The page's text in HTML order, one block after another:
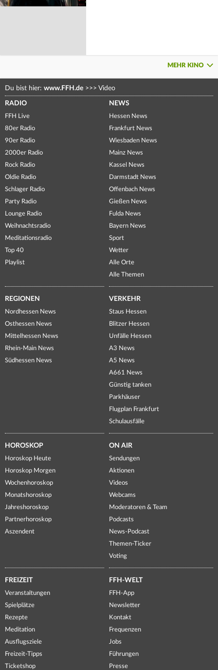
MEHR KINO
Du bist hier: www.FFH.de >>> Video
RADIO
FFH Live
80er Radio
90er Radio
2000er Radio
Rock Radio
Oldie Radio
Schlager Radio
Party Radio
Lounge Radio
Weihnachtsradio
Meditationsradio
Top 40
Playlist
NEWS
Hessen News
Frankfurt News
Wiesbaden News
Mainz News
Kassel News
Darmstadt News
Offenbach News
Gießen News
Fulda News
Bayern News
Sport
Wetter
Alle Orte
Alle Themen
REGIONEN
Nordhessen News
Osthessen News
Mittelhessen News
Rhein-Main News
Südhessen News
VERKEHR
Staus Hessen
Blitzer Hessen
Unfälle Hessen
A3 News
A5 News
A661 News
Günstig tanken
Parkhäuser
Flugplan Frankfurt
Schulausfälle
HOROSKOP
Horoskop Heute
Horoskop Morgen
Wochenhoroskop
Monatshoroskop
Jahreshoroskop
Partnerhoroskop
Aszendent
ON AIR
Sendungen
Aktionen
Videos
Webcams
Moderatoren & Team
Podcasts
News-Podcast
Themen-Ticker
Voting
FREIZEIT
Veranstaltungen
Spielplätze
Rezepte
Meditation
Ausflugsziele
Freizeit-Tipps
Ticketshop
FFH-WELT
FFH-App
Newsletter
Kontakt
Frequenzen
Jobs
Führungen
Presse